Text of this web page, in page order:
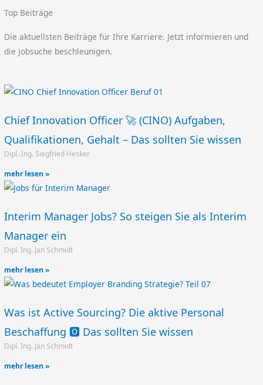
Top Beiträge
Die aktuellsten Beiträge für Ihre Karriere. Jetzt informieren und
die Jobsuche beschleunigen.
Chief Innovation Officer 🚀 (CINO) Aufgaben,
Qualifikationen, Gehalt – Das sollten Sie wissen
Dipl.-Ing. Siegfried Hesker
mehr lesen »
Interim Manager Jobs? So steigen Sie als Interim
Manager ein
Dipl. Ing. Jan Schmidt
mehr lesen »
Was ist Active Sourcing? Die aktive Personal
Beschaffung 🅾️ Das sollten Sie wissen
Dipl. Ing. Jan Schmidt
mehr lesen »